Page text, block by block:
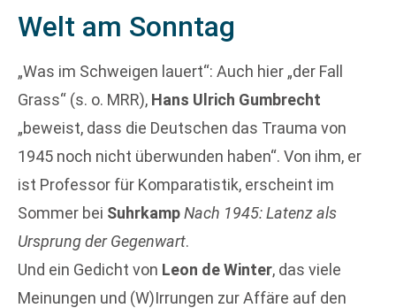
Welt am Sonntag
„Was im Schweigen lauert“: Auch hier „der Fall
Grass“ (s. o. MRR), Hans Ulrich Gumbrecht
„beweist, dass die Deutschen das Trauma von
1945 noch nicht überwunden haben“. Von ihm, er
ist Professor für Komparatistik, erscheint im
Sommer bei SuhrkampNach 1945: Latenz als
Ursprung der Gegenwart.
Und ein Gedicht von Leon de Winter, das viele
Meinungen und (W)Irrungen zur Affäre auf den